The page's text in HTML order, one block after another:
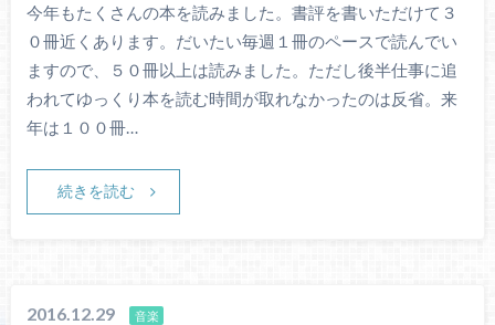
今年もたくさんの本を読みました。書評を書いただけて３
０冊近くあります。だいたい毎週１冊のペースで読んでい
ますので、５０冊以上は読みました。ただし後半仕事に追
われてゆっくり本を読む時間が取れなかったのは反省。来
年は１００冊…
続きを読む
2016.12.29 音楽